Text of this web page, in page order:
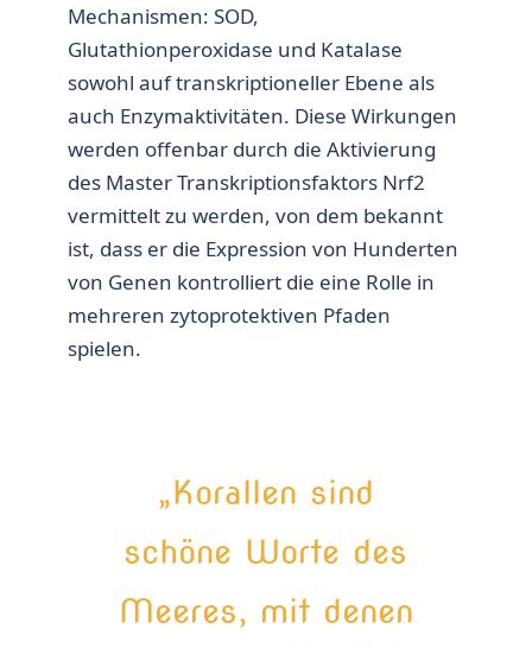
Mechanismen: SOD,
Glutathionperoxidase und Katalase
sowohl auf transkriptioneller Ebene als
auch Enzymaktivitäten. Diese Wirkungen
werden offenbar durch die Aktivierung
des Master Transkriptionsfaktors Nrf2
vermittelt zu werden, von dem bekannt
ist, dass er die Expression von Hunderten
von Genen kontrolliert die eine Rolle in
mehreren zytoprotektiven Pfaden
spielen.
„Korallen sind
schöne Worte des
Meeres, mit denen